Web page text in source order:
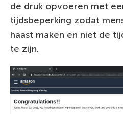
de druk opvoeren met
tijdsbeperking zodat
haast maken en niet de
te zijn.